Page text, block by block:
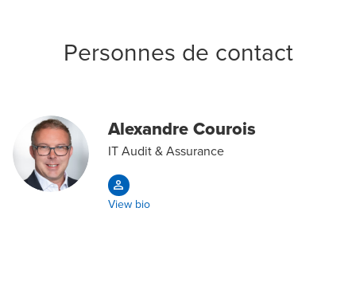
Personnes de contact
Alexandre Courois
IT Audit & Assurance
View bio